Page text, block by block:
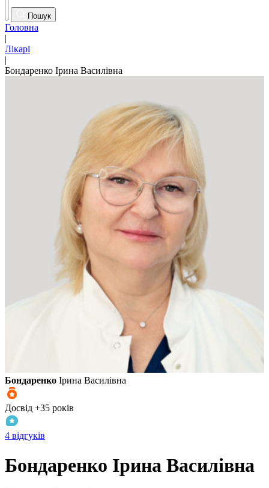
Пошук
Головна
|
Лікарі
|
Бондаренко Ірина Василівна
Бондаренко Ірина Василівна
Досвід +35 років
4 відгуків
Бондаренко Ірина Василівна